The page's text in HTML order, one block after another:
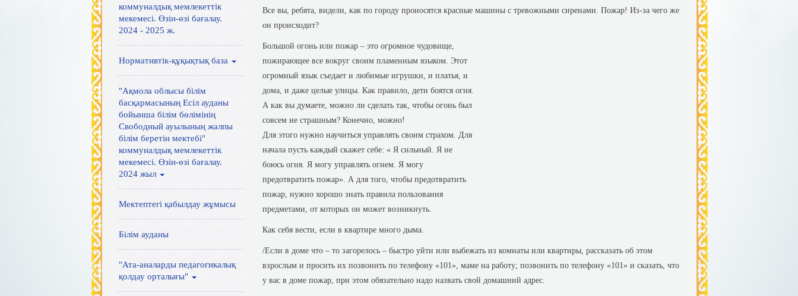
коммуналдық мемлекеттік
мекемесі. Өзін-өзі бағалау.
2024 - 2025 ж.
Нормативтік-құқықтық база
"Ақмола облысы білім
басқармасының Есіл ауданы
бойынша білім бөлімінің
Свободный ауылының жалпы
білім беретін мектебі"
коммуналдық мемлекеттік
мекемесі. Өзін-өзі бағалау.
2024 жыл
Мектептегі қабылдау жұмысы
Білім ауданы
"Ата-аналарды педагогикалық
қолдау орталығы"
Все вы, ребята, видели, как по городу проносятся красные ма­шины с тревожными сиренами. Пожар! Из-за чего же
он происхо­дит?
Большой огонь или пожар – это огромное чудовище,
пожирающее все вокруг своим пламенным языком. Этот
огромный язык съедает и любимые игрушки, и платья, и
дома, и даже целые улицы. Как правило, дети боятся огня.
А как вы думаете, можно ли сделать так, чтобы огонь был
совсем не страшным? Конечно, можно!
Для этого нужно научиться управлять своим страхом. Для
начала пусть каждый скажет себе: « Я сильный. Я не
боюсь огня. Я могу управлять огнем. Я могу
предотвратить пожар». А для того, чтобы предотвратить
пожар, нужно хорошо знать правила пользования
предметами, от которых он может возникнуть.
Как себя вести, если в квартире много дыма.
/Если в доме что – то загорелось – быстро уйти или выбежать из комнаты или квартиры, рассказать об этом
взрослым и просить их позвонить по телефону «101», маме на работу; позвонить по телефону «101» и сказать, что
у вас в доме пожар, при этом обязательно надо назвать свой домашний адрес.